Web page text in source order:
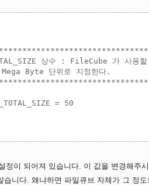
상수 : FileCube 가 사용
Byte 단위로 지정한다.
= 50
정이 되어져 있습니다. 이 값을 변경해
습니다. 왜냐하면 파일큐브 자체가 그 정